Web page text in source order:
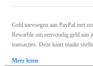
Geld toevoegen aan PayPal met
Rewarble om eenvoudig geld aan
transacties. Deze kaart maakt
Meer lezen